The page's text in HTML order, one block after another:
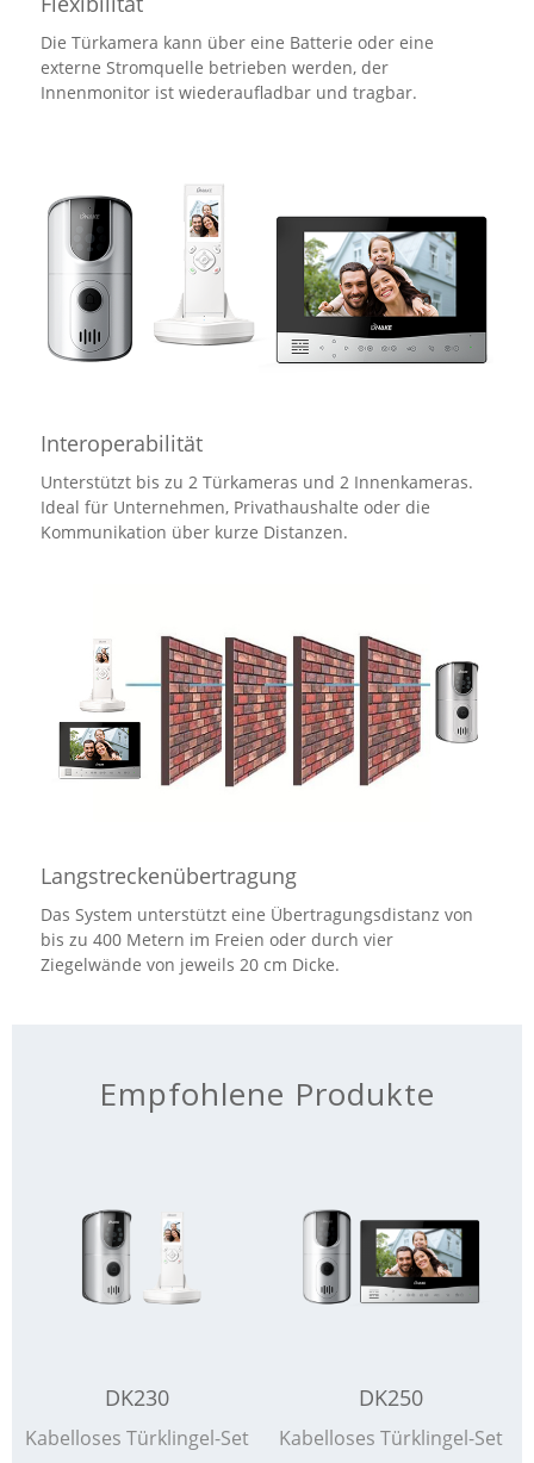
Die Türkamera kann über eine Batterie oder eine
externe Stromquelle betrieben werden, der
Innenmonitor ist wiederaufladbar und tragbar.
Interoperabilität
Unterstützt bis zu 2 Türkameras und 2 Innenkameras.
Ideal für Unternehmen, Privathaushalte oder die
Kommunikation über kurze Distanzen.
Langstreckenübertragung
Das System unterstützt eine Übertragungsdistanz von
bis zu 400 Metern im Freien oder durch vier
Ziegelwände von jeweils 20 cm Dicke.
Empfohlene Produkte
DK230
Kabelloses Türklingel-Set
DK250
Kabelloses Türklingel-Set